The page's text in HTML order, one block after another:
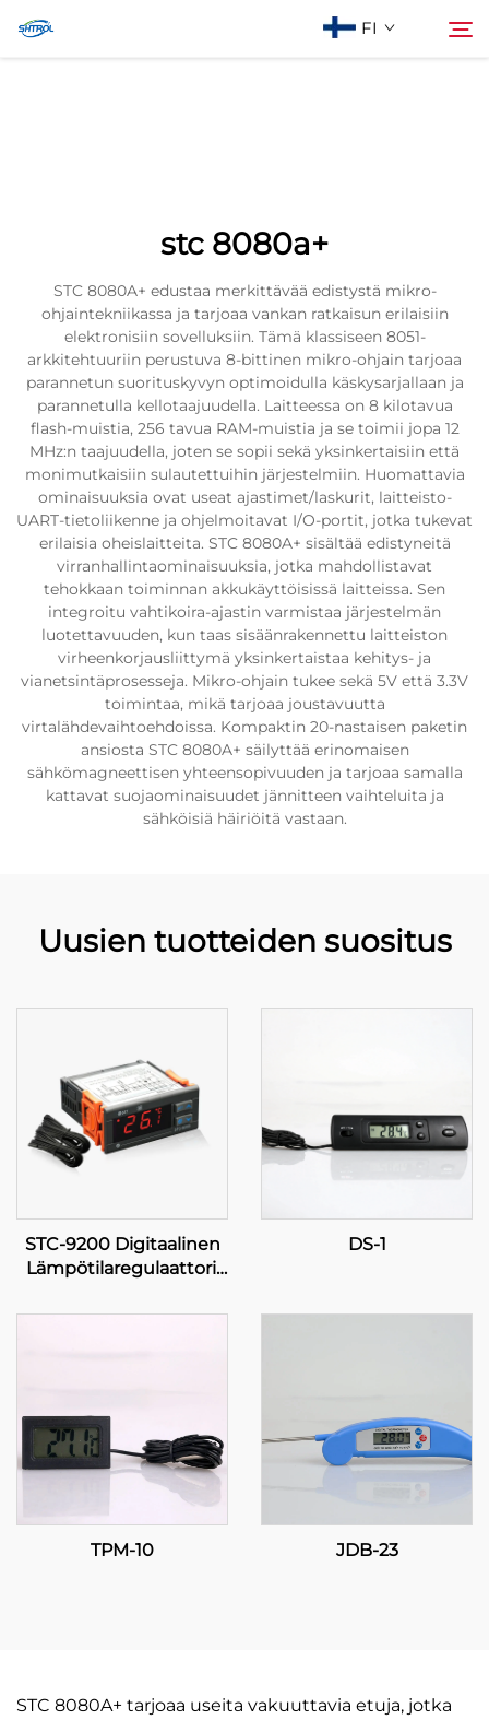
FI
stc 8080a+
STC 8080A+ edustaa merkittävää edistystä mikro-
ohjaintekniikassa ja tarjoaa vankan ratkaisun erilaisiin
elektronisiin sovelluksiin. Tämä klassiseen 8051-
arkkitehtuuriin perustuva 8-bittinen mikro-ohjain tarjoaa
parannetun suorituskyvyn optimoidulla käskysarjallaan ja
parannetulla kellotaajuudella. Laitteessa on 8 kilotavua
flash-muistia, 256 tavua RAM-muistia ja se toimii jopa 12
MHz:n taajuudella, joten se sopii sekä yksinkertaisiin että
monimutkaisiin sulautettuihin järjestelmiin. Huomattavia
ominaisuuksia ovat useat ajastimet/laskurit, laitteisto-
UART-tietoliikenne ja ohjelmoitavat I/O-portit, jotka tukevat
erilaisia oheislaitteita. STC 8080A+ sisältää edistyneitä
virranhallintaominaisuuksia, jotka mahdollistavat
tehokkaan toiminnan akkukäyttöisissä laitteissa. Sen
integroitu vahtikoira-ajastin varmistaa järjestelmän
luotettavuuden, kun taas sisäänrakennettu laitteiston
virheenkorjausliittymä yksinkertaistaa kehitys- ja
vianetsintäprosesseja. Mikro-ohjain tukee sekä 5V että 3.3V
toimintaa, mikä tarjoaa joustavuutta
virtalähdevaihtoehdoissa. Kompaktin 20-nastaisen paketin
ansiosta STC 8080A+ säilyttää erinomaisen
sähkömagneettisen yhteensopivuuden ja tarjoaa samalla
kattavat suojaominaisuudet jännitteen vaihteluita ja
sähköisiä häiriöitä vastaan.
Uusien tuotteiden suositus
STC-9200 Digitaalinen
Lämpötilaregulaattori:
monivaiheinen
DS-1
TPM-10 JDB-23
STC 8080A+ tarjoaa useita vakuuttavia etuja, jotka